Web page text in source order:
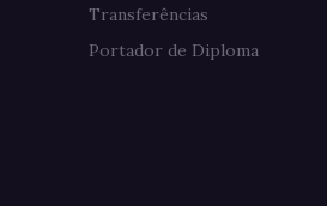
Transferências
Portador de Diploma